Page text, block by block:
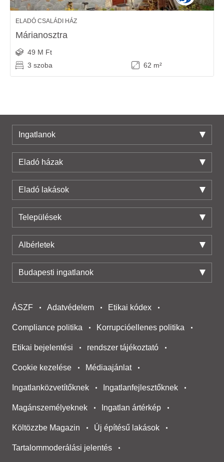
ELADÓ CSALÁDI HÁZ
Márianosztra
49 M Ft
3 szoba
62 m²
Ingatlanok
Eladó házak
Eladó lakások
Települések
Albérletek
Budapesti ingatlanok
ÁSZF Adatvédelem Etikai kódex
Compliance politika Korrupcióellenes politika
Etikai bejelentési rendszer tájékoztató
Cookie kezelése Médiaajánlat
Ingatlanközvetítőknek Ingatlanfejlesztőknek
Magánszemélyeknek Ingatlan ártérkép
Költözzbe Magazin Új építésű lakások
Tartalommoderálási jelentés